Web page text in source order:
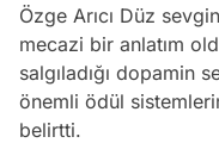
Özge Arıcı Düz
mecazi bir anlatım
salgıladığı dopamin
önemli ödül
belirtti.